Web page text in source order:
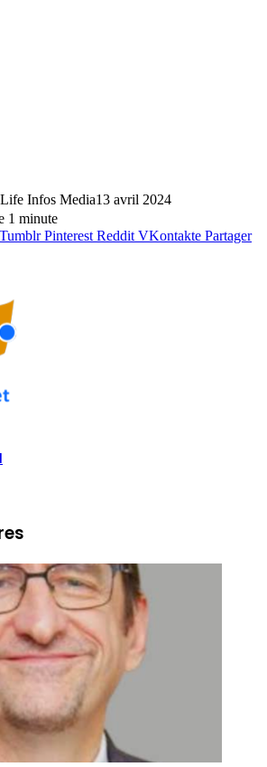
Life Infos Media13 avril 2024
1 minute
Tumblr Pinterest Reddit VKontakte Partager